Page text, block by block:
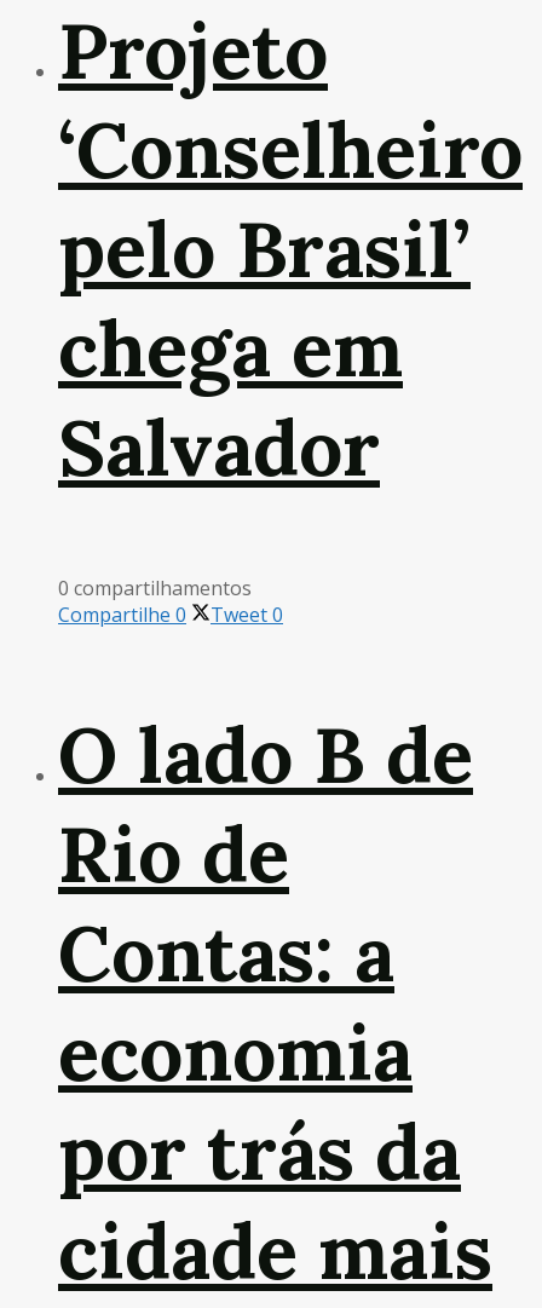
Projeto
‘Conselheiro
pelo Brasil’
chega em
Salvador
0 compartilhamentos
Compartilhe 0 Tweet0
O lado B de
Rio de
Contas: a
economia
por trás da
cidade mais